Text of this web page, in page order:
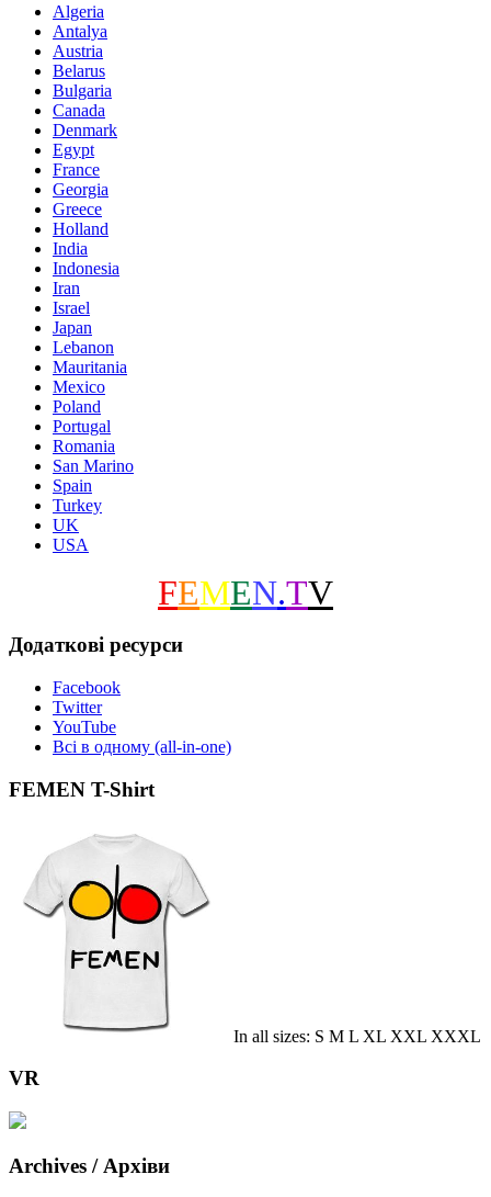
Algeria
Antalya
Austria
Belarus
Bulgaria
Canada
Denmark
Egypt
France
Georgia
Greece
Holland
India
Indonesia
Iran
Israel
Japan
Lebanon
Mauritania
Mexico
Poland
Portugal
Romania
San Marino
Spain
Turkey
UK
USA
FEMEN.TV
Додаткові ресурси
Facebook
Twitter
YouTube
Всі в одному (all-in-one)
FEMEN T-Shirt
In all sizes: S M L XL XXL XXXL
VR
Archives / Архіви